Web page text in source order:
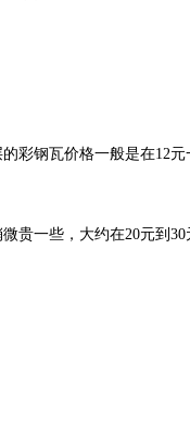
钢瓦价格一般是在12
贵一些，大约在20元到30